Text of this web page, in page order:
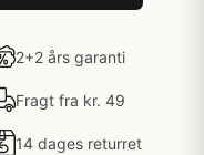
2+2 års garanti
Fragt fra kr. 49
14 dages returret